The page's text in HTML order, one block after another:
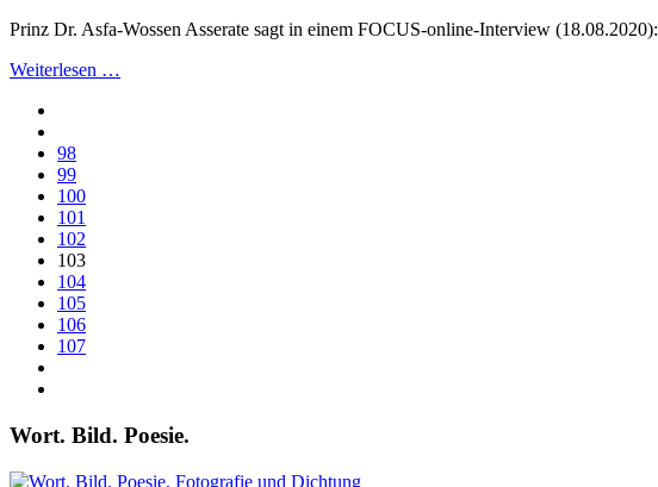
Prinz Dr. Asfa-Wossen Asserate sagt in einem FOCUS-online-Interview (18.08.2020):
Weiterlesen …
98
99
100
101
102
103
104
105
106
107
Wort. Bild. Poesie.